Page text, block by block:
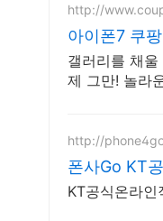
http://
아이폰7 쿠
갤러리를 채
제 그만! 놀라
http://
폰사Go KT
KT공식온라